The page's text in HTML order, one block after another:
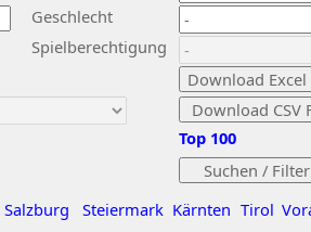
Geschlecht
Spielberechtigung
Salzburg Steiermark Kärnten Tirol
Top 100